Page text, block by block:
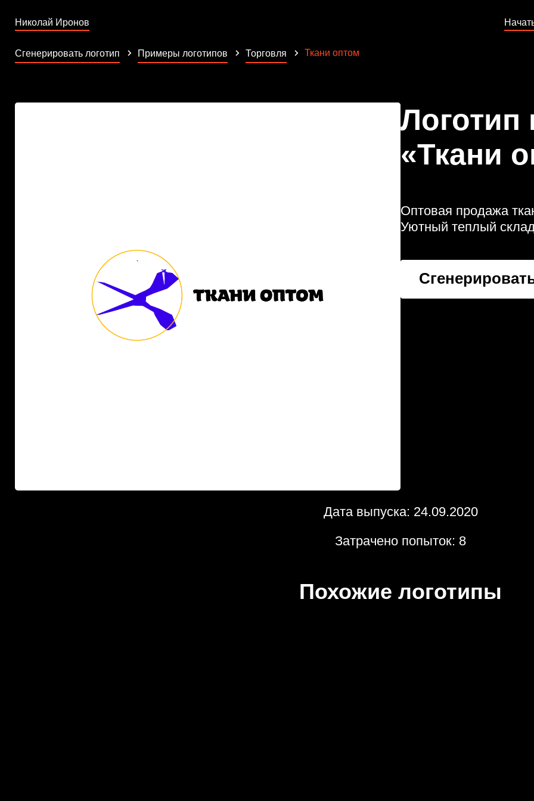
Николай Иронов
Сгенерировать логотип Примеры логотипов Торговля Ткани оптом
Логотип
«Ткани
Оптовая продажа
Уютный теплый
Дата выпуска: 24.09.2020
Затрачено попыток: 8
Похожие логотипы